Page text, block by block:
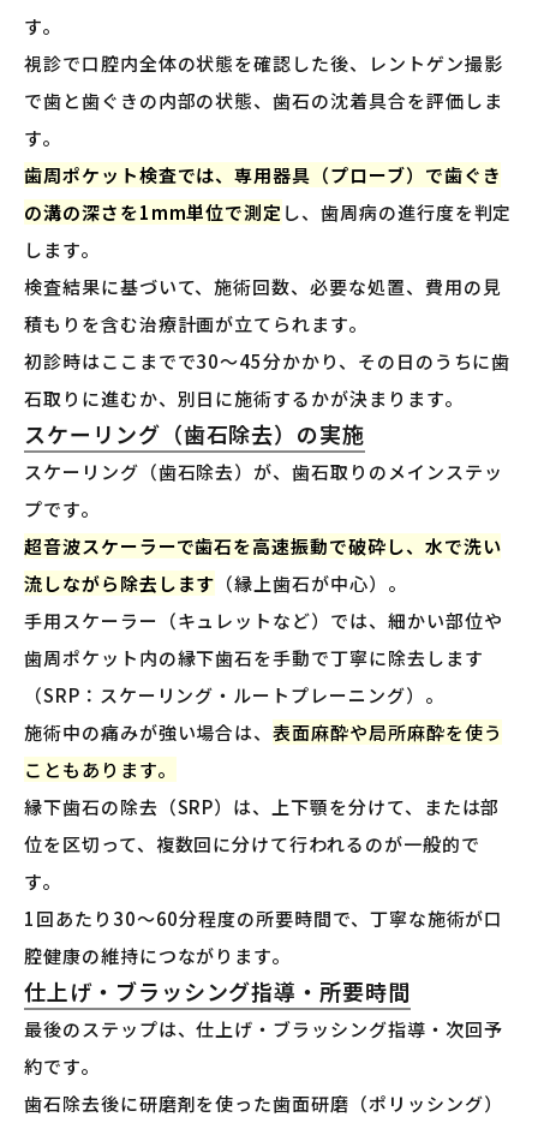
す。
視診で口腔内全体の状態を確認した後、レントゲン撮影
で歯と歯ぐきの内部の状態、歯石の沈着具合を評価しま
す。
歯周ポケット検査では、専用器具（プローブ）で歯ぐき
の溝の深さを1mm単位で測定 し、歯周病の進行度を判定
します。
検査結果に基づいて、施術回数、必要な処置、費用の見
積もりを含む治療計画が立てられます。
初診時はここまでで30〜45分かかり、その日のうちに歯
石取りに進むか、別日に施術するかが決まります。
スケーリング（歯石除去）の実施
スケーリング（歯石除去）が、歯石取りのメインステッ
プです。
超音波スケーラーで歯石を高速振動で破砕し、水で洗い
流しながら除去します （縁上歯石が中心）。
手用スケーラー（キュレットなど）では、細かい部位や
歯周ポケット内の縁下歯石を手動で丁寧に除去します
（SRP：スケーリング・ルートプレーニング）。
施術中の痛みが強い場合は、表面麻酔や局所麻酔を使う
こともあります。
縁下歯石の除去（SRP）は、上下顎を分けて、または部
位を区切って、複数回に分けて行われるのが一般的で
す。
1回あたり30〜60分程度の所要時間で、丁寧な施術が口
腔健康の維持につながります。
仕上げ・ブラッシング指導・所要時間
最後のステップは、仕上げ・ブラッシング指導・次回予
約です。
歯石除去後に研磨剤を使った歯面研磨（ポリッシング）